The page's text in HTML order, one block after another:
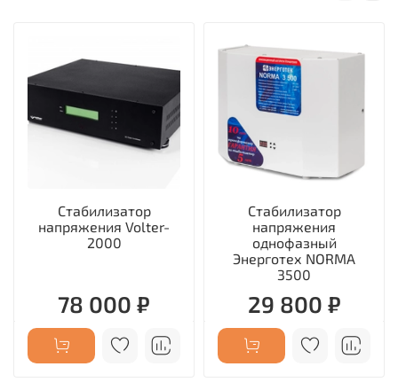
Стабилизатор
напряжения Volter-
2000
78 000 ₽
Стабилизатор
напряжения
однофазный
Энерготех NORMA
3500
29 800 ₽